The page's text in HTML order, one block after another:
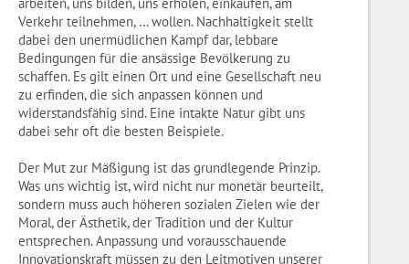
Verkehr teilnehmen, … wollen. Nachhaltigkeit stellt
dabei den unermüdlichen Kampf dar, lebbare
Bedingungen für die ansässige Bevölkerung zu
schaffen. Es gilt einen Ort und eine Gesellschaft neu
zu erfinden, die sich anpassen können und
widerstandsfähig sind. Eine intakte Natur gibt uns
dabei sehr oft die besten Beispiele.
Der Mut zur Mäßigung ist das grundlegende Prinzip.
Was uns wichtig ist, wird nicht nur monetär beurteilt,
sondern muss auch höheren sozialen Zielen wie der
Moral, der Ästhetik, der Tradition und der Kultur
entsprechen. Anpassung und vorausschauende
Innovationskraft müssen zu den Leitmotiven unserer